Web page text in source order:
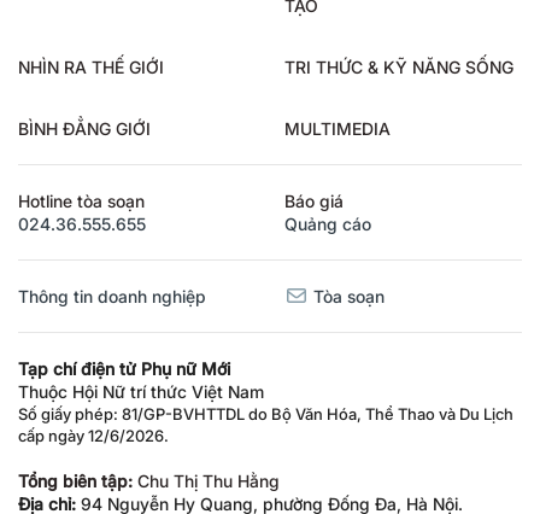
TẠO
NHÌN RA THẾ GIỚI TRI THỨC & KỸ NĂNG SỐNG
BÌNH ĐẲNG GIỚI MULTIMEDIA
Hotline tòa soạn
024.36.555.655
Báo giá
Quảng cáo
Thông tin doanh nghiệp Tòa soạn
Tạp chí điện tử Phụ nữ Mới
Thuộc Hội Nữ trí thức Việt Nam
Số giấy phép: 81/GP-BVHTTDL do Bộ Văn Hóa, Thể Thao và Du Lịch
cấp ngày 12/6/2026.
Tổng biên tập: Chu Thị Thu Hằng
Địa chỉ: 94 Nguyễn Hy Quang, phường Đống Đa, Hà Nội.